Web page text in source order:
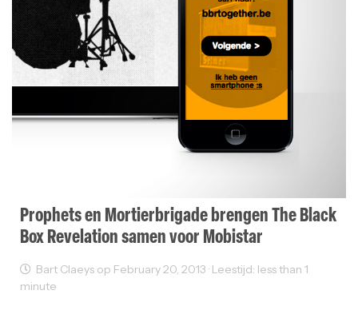
Prophets en Mortierbrigade brengen The Black
Box Revelation samen voor Mobistar
Bart Claeys op February 20, 2013 · Leestijd: less than 1
minute